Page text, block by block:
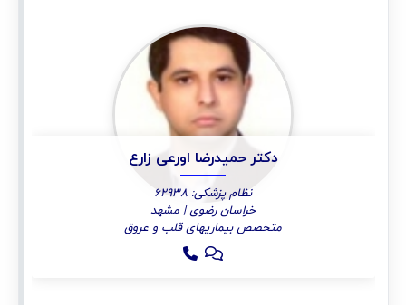
دکتر حمیدرضا اورعی زارع
نظام پزشکی: 62938
خراسان رضوی | مشهد
متخصص بیماریهای قلب و عروق